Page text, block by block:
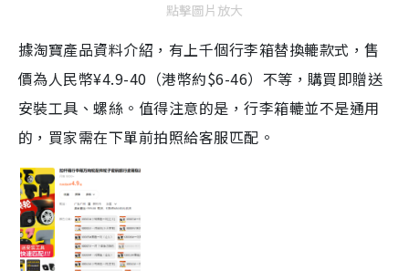
點擊圖片放大
據淘寶產品資料介紹，有上千個行李箱替換轆款式，售
價為人民幣¥4.9-40（港幣約$6-46）不等，購買即贈送
安裝工具、螺絲。值得注意的是，行李箱轆並不是通用
的，買家需在下單前拍照給客服匹配。